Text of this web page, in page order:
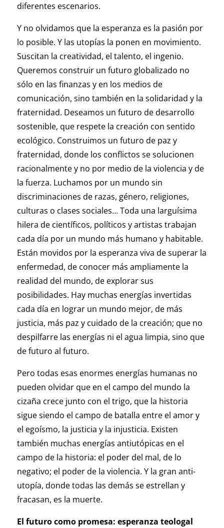
diferentes escenarios.
Y no olvidamos que la esperanza es la pasión por
lo posible. Y las utopías la ponen en movimiento.
Suscitan la creatividad, el talento, el ingenio.
Queremos construir un futuro globalizado no
sólo en las finanzas y en los medios de
comunicación, sino también en la solidaridad y la
fraternidad. Deseamos un futuro de desarrollo
sostenible, que respete la creación con sentido
ecológico. Construimos un futuro de paz y
fraternidad, donde los conflictos se solucionen
racionalmente y no por medio de la violencia y de
la fuerza. Luchamos por un mundo sin
discriminaciones de razas, género, religiones,
culturas o clases sociales… Toda una larguísima
hilera de científicos, políticos y artistas trabajan
cada día por un mundo más humano y habitable.
Están movidos por la esperanza viva de superar la
enfermedad, de conocer más ampliamente la
realidad del mundo, de explorar sus
posibilidades. Hay muchas energías invertidas
cada día en lograr un mundo mejor, de más
justicia, más paz y cuidado de la creación; que no
despilfarre las energías ni el agua limpia, sino que
de futuro al futuro.
Pero todas esas enormes energías humanas no
pueden olvidar que en el campo del mundo la
cizaña crece junto con el trigo, que la historia
sigue siendo el campo de batalla entre el amor y
el egoísmo, la justicia y la injusticia. Existen
también muchas energías antiutópicas en el
campo de la historia: el poder del mal, de lo
negativo; el poder de la violencia. Y la gran anti-
utopía, donde todas las demás se estrellan y
fracasan, es la muerte.
El futuro como promesa: esperanza teologal